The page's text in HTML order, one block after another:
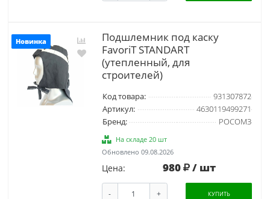
Новинка
Подшлемник под каску
FavoriT STANDART
(утепленный, для
строителей)
Код товара:
931307872
Артикул:
4630119499271
Бренд:
РОСОМЗ
На складе 20 шт
Обновлено 09.08.2026
Цена: 980 / шт
- + КУПИТЬ